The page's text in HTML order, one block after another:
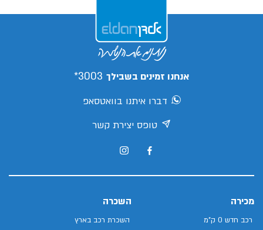
אנחנו זמינים בשבילך 3003*
דברו איתנו בוואטסאפ
טופס יצירת קשר
מכירה
רכב חדש 0 ק"מ
השכרה
השכרת רכב בארץ